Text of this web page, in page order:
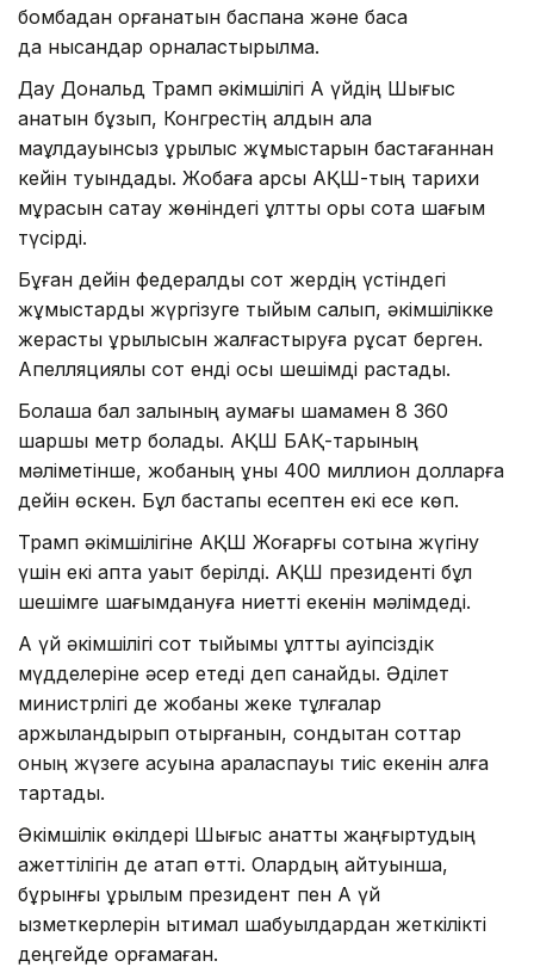
бомбадан қорғанатын баспана және басқа
да нысандар орналастырылмақ.
Дау Дональд Трамп әкімшілігі Ақ үйдің Шығыс
қанатын бұзып, Конгрестің алдын ала
мақұлдауынсыз құрылыс жұмыстарын бастағаннан
кейін туындады. Жобаға қарсы АҚШ-тың тарихи
мұрасын сақтау жөніндегі ұлттық қоры сотқа шағым
түсірді.
Бұған дейін федералдық сот жердің үстіндегі
жұмыстарды жүргізуге тыйым салып, әкімшілікке
жерасты құрылысын жалғастыруға рұқсат берген.
Апелляциялық сот енді осы шешімді растады.
Болашақ бал залының аумағы шамамен 8 360
шаршы метр болады. АҚШ БАҚ-тарының
мәліметінше, жобаның құны 400 миллион долларға
дейін өскен. Бұл бастапқы есептен екі есе көп.
Трамп әкімшілігіне АҚШ Жоғарғы сотына жүгіну
үшін екі апта уақыт берілді. АҚШ президенті бұл
шешімге шағымдануға ниетті екенін мәлімдеді.
Ақ үй әкімшілігі сот тыйымы ұлттық қауіпсіздік
мүдделеріне әсер етеді деп санайды. Әділет
министрлігі де жобаны жеке тұлғалар
қаржыландырып отырғанын, сондықтан соттар
оның жүзеге асуына араласпауы тиіс екенін алға
тартады.
Әкімшілік өкілдері Шығыс қанатты жаңғыртудың
қажеттілігін де атап өтті. Олардың айтуынша,
бұрынғы құрылым президент пен Ақ үй
қызметкерлерін ықтимал шабуылдардан жеткілікті
деңгейде қорғамаған.